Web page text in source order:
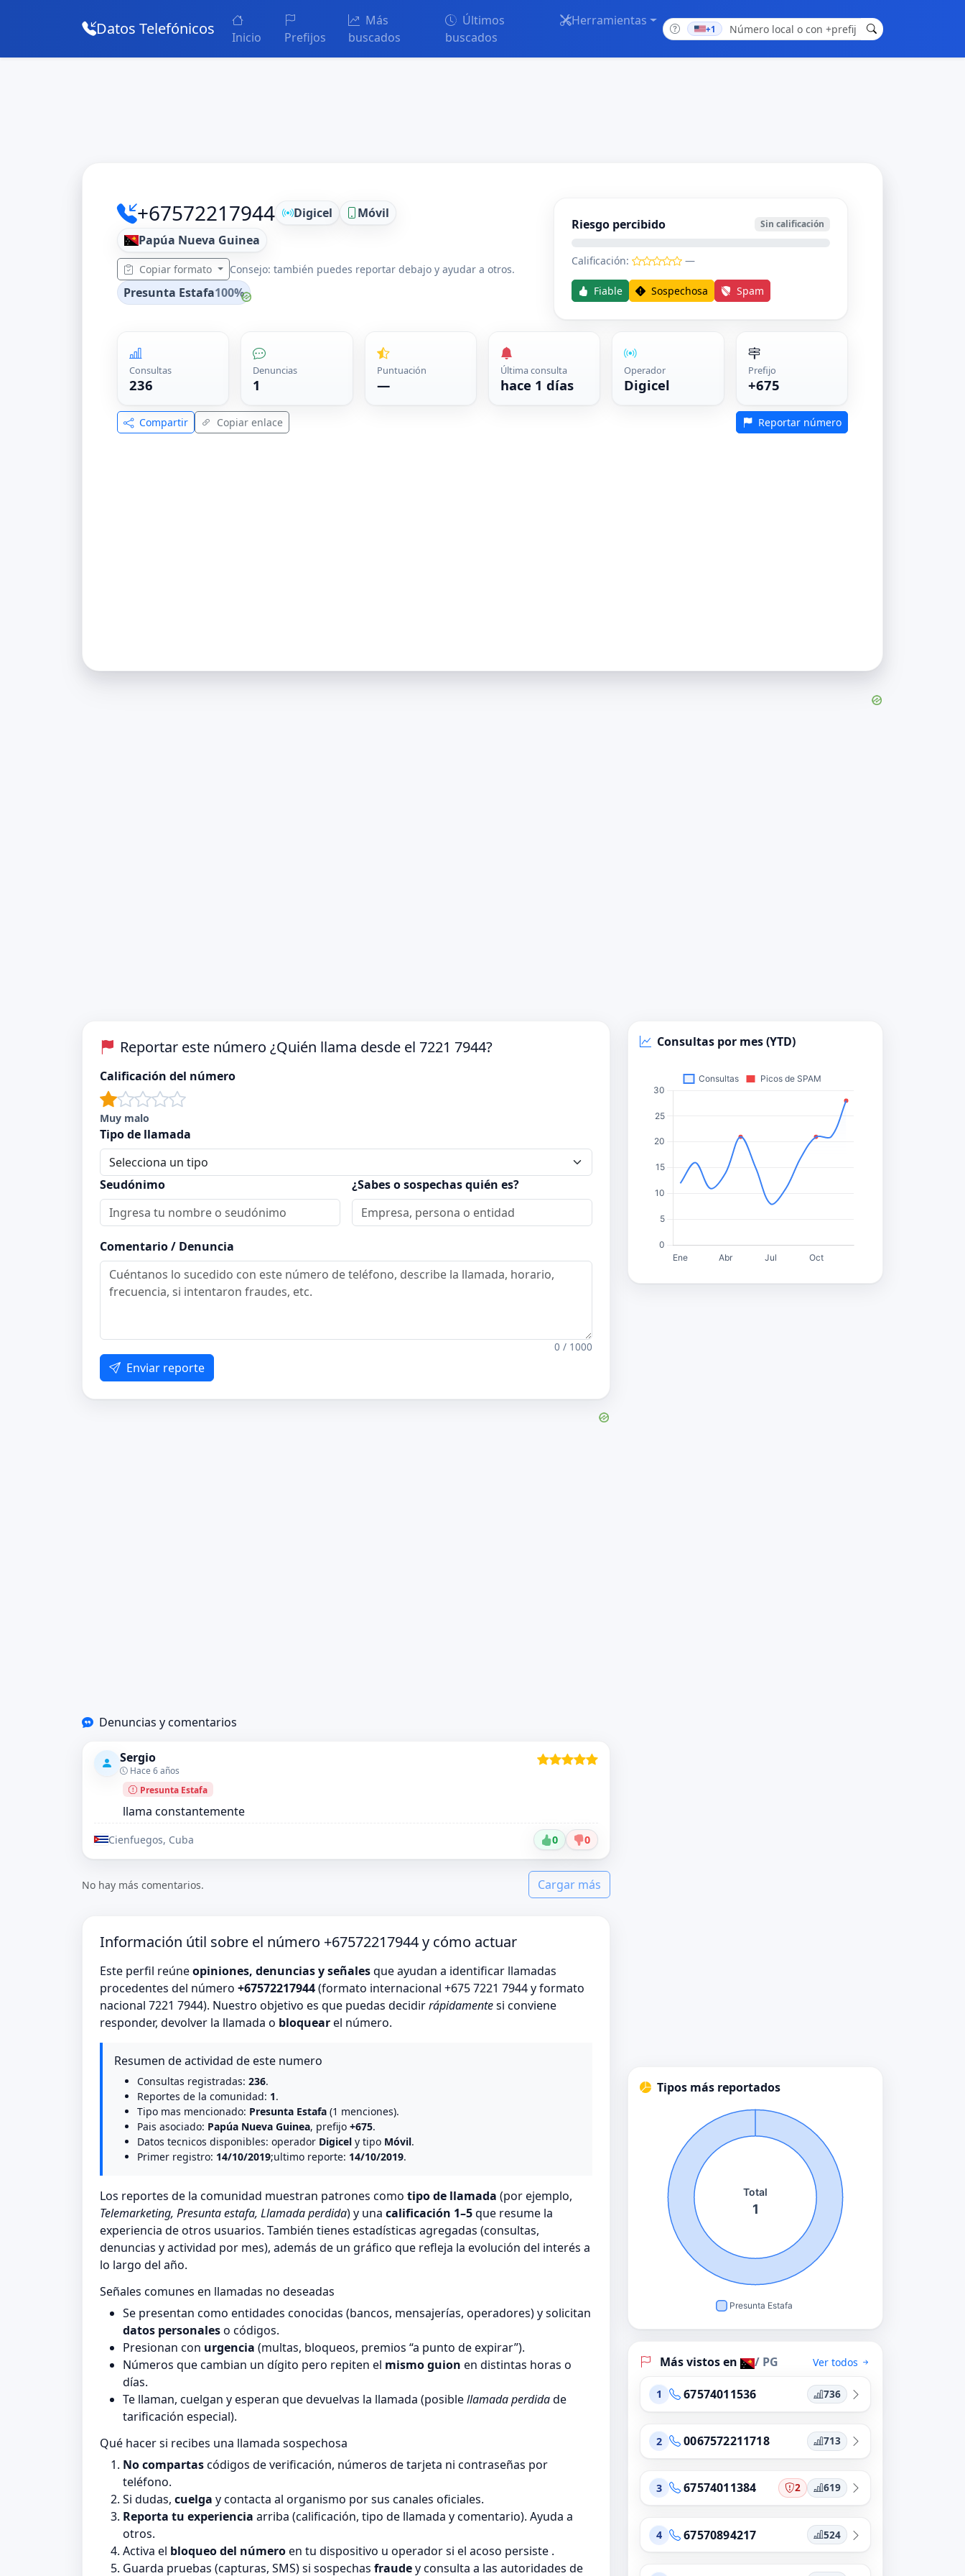
Datos Telefónicos Inicio Prefijos
Más
buscados
Últimos
buscados
Herramientas
+1
+67572217944 Digicel
Móvil
Papúa Nueva Guinea
Copiar formato Consejo: también puedes reportar debajo y ayudar a otros.
Presunta Estafa100%
Riesgo percibido Sin calificación
Calificación: —
Fiable Sospechosa Spam
Consultas
236
Denuncias
1
Puntuación
—
Última consulta
hace 1 días
Operador
Digicel
Prefijo
+675
Compartir Copiar enlace Reportar número
Reportar este número ¿Quién llama desde el 7221 7944?
Calificación del número
Muy malo
Tipo de llamada
Seudónimo ¿Sabes o sospechas quién es?
Comentario / Denuncia
0 / 1000
Enviar reporte
Denuncias y comentarios
Sergio
Hace 6 años
Presunta Estafa
llama constantemente
Cienfuegos, Cuba 0 0
No hay más comentarios. Cargar más
Información útil sobre el número +67572217944 y cómo actuar
Este perfil reúneopiniones, denuncias y señalesque ayudan a identificar llamadas
procedentes del número +67572217944(formato internacional +675 7221 7944 y formato
nacional 7221 7944). Nuestro objetivo es que puedas decidirrápidamentesi conviene
responder, devolver la llamada o bloquearel número.
Resumen de actividad de este numero
Consultas registradas: 236.
Reportes de la comunidad: 1.
Tipo mas mencionado: Presunta Estafa (1 menciones).
Pais asociado: Papúa Nueva Guinea, prefijo +675.
Datos tecnicos disponibles: operador Digicel y tipo Móvil.
Primer registro: 14/10/2019;ultimo reporte: 14/10/2019.
Los reportes de la comunidad muestran patrones como tipo de llamada (por ejemplo,
Telemarketing, Presunta estafa, Llamada perdida) y una calificación 1–5que resume la
experiencia de otros usuarios. También tienes estadísticas agregadas (consultas,
denuncias y actividad por mes), además de un gráfico que refleja la evolución del interés a
lo largo del año.
Señales comunes en llamadas no deseadas
Se presentan como entidades conocidas (bancos, mensajerías, operadores) y solicitan
datos personaleso códigos.
Presionan con urgencia (multas, bloqueos, premios “a punto de expirar”).
Números que cambian un dígito pero repiten el mismo guion en distintas horas o
días.
Te llaman, cuelgan y esperan que devuelvas la llamada (posiblellamada perdidade
tarificación especial).
Qué hacer si recibes una llamada sospechosa
No compartascódigos de verificación, números de tarjeta ni contraseñas por
teléfono.
Si dudas, cuelga y contacta al organismo por sus canales oficiales.
Reporta tu experiencia arriba (calificación, tipo de llamada y comentario). Ayuda a
otros.
Activa el bloqueo del númeroen tu dispositivo u operador si el acoso persiste .
Guarda pruebas (capturas, SMS) si sospechas fraudey consulta a las autoridades de
Consultas por mes (YTD)
Tipos más reportados
Más vistos en / PG Ver todos
1 67574011536 736
2 0067572211718 713
3 67574011384 2 619
4 67570894217 524